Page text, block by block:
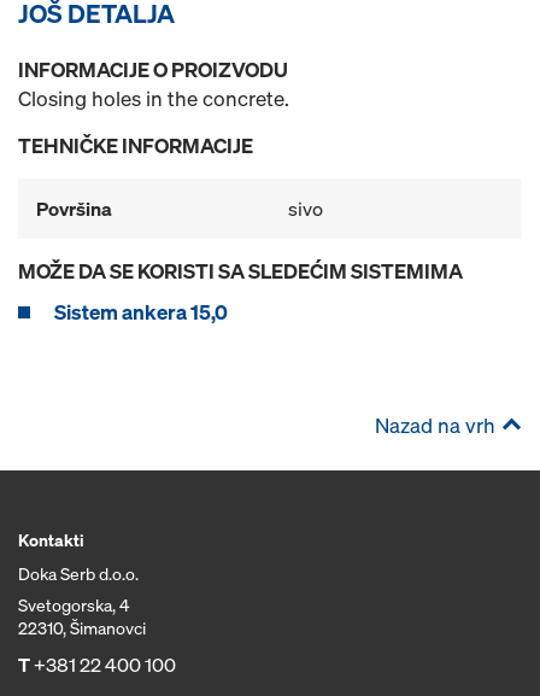
JOŠ DETALJA
INFORMACIJE O PROIZVODU
Closing holes in the concrete.
TEHNIČKE INFORMACIJE
Površina sivo
MOŽE DA SE KORISTI SA SLEDEĆIM SISTEMIMA
Sistem ankera 15,0
Nazad na vrh
Kontakti
Doka Serb d.o.o.
Svetogorska, 4
22310, Šimanovci
T+381 22 400 100